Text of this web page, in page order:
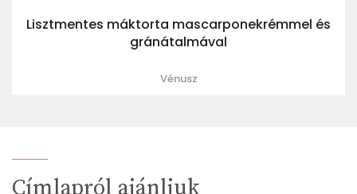
Lisztmentes máktorta mascarponekrémmel és
gránátalmával
Vénusz
Címlapról ajánljuk